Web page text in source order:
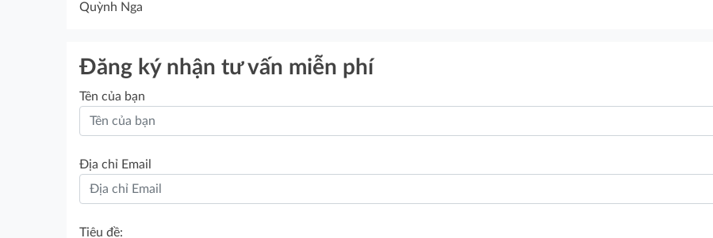
Quỳnh Nga
Đăng ký nhận tư vấn miễn phí
Tên của bạn
Địa chỉ Email
Tiêu đề: